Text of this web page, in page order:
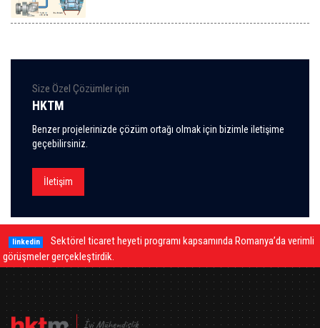
Size Özel Çözümler için
HKTM
Benzer projelerinizde çözüm ortağı olmak için bizimle iletişime
geçebilirsiniz.
İletişim
linkedin
Sektörel ticaret heyeti programı kapsamında Romanya’da verimli
görüşmeler gerçekleştirdik.